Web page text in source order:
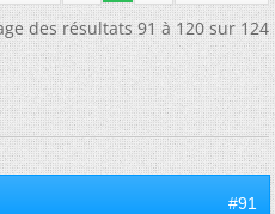
des résultats 91 à 120 sur 124
#91